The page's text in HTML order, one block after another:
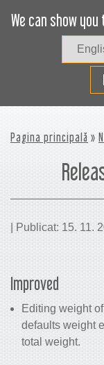
We can show
Pagina principală »
| Publicat: 15. 11.
Improved
Editing weight
defaults weight
total weight.